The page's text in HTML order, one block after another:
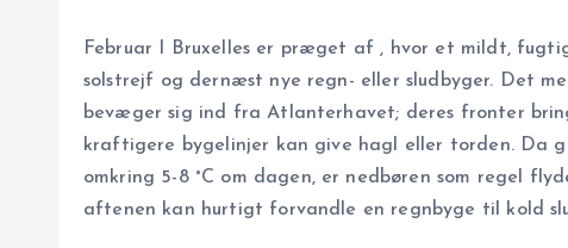
Februar I Bruxelles er præget af, hvor et mildt,
solstrejf og dernæst nye regn- eller sludbyger. Det
bevæger sig ind fra Atlanterhavet; deres fronter
kraftigere bygelinjer kan give hagl eller torden. Da
omkring 5-8 °C om dagen, er nedbøren som regel
aftenen kan hurtigt forvandle en regnbyge til kold